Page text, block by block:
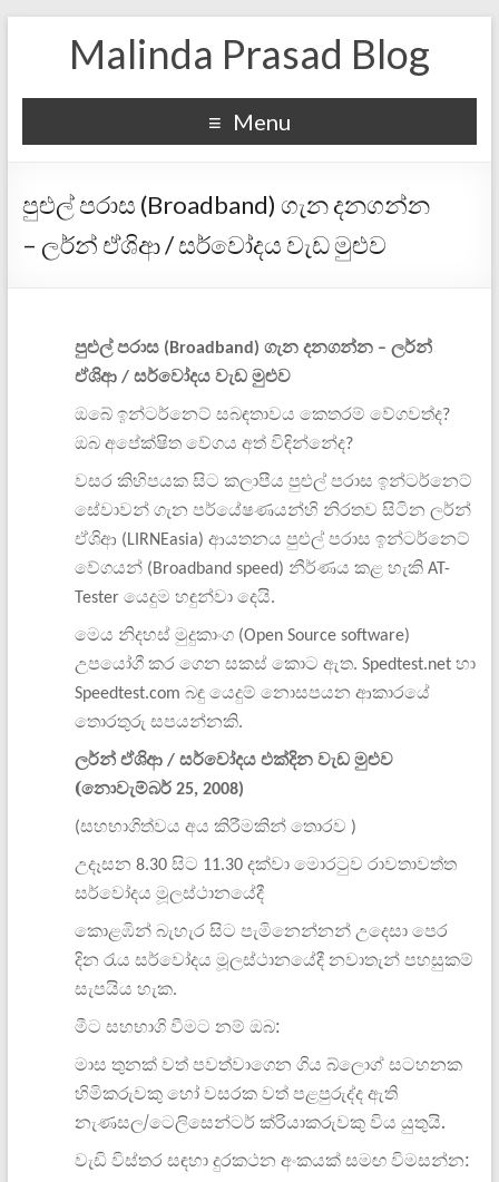
Malinda Prasad Blog
Menu
පුළුල් පරාස (Broadband) ගැන දනගන්න
– ලර්න් ඒශිආ / සර්වෝදය වැඩ මුළුව
පුළුල්පරාස (Broadband)ගැනදනගන්න –ලර්න්
ඒශිආ /සර්වෝදයවැඩමුළුව
ඔබේඉන්ටර්නෙට් සබඳතාවය කෙතරම් වේගවත්ද?
ඔබඅපේක්ෂිතවේගය අත්විඳින්නේද?
වසරකිහිපයකසිට කලාපීය පුළුල්පරාස ඉන්ටර්නෙට්
සේවාවන්ගැන පර්යේෂණයන්හි නිරතව සිටින ලර්න්
ඒශිආ (LIRNEasia) ආයතනය පුළුල්පරාස ඉන්ටර්නෙට්
වේගයන් (Broadband speed) නීර්ණය කළ හැකි AT-
Testerයෙදුම හඳුන්වාදෙයි.
මෙය නිදහස්මුදුකාංග (Open Source software)
උපයෝගීකරගෙන සකස්කොට ඇත. Spedtest.netහා
Speedtest.comබඳුයෙදුම් නොසපයන ආකාරයේ
තොරතුරු සපයන්නකි.
ලර්න්ඒශිආ /සර්වෝදයඑක්දින වැඩමුළුව
(නොවැම්බර් 25, 2008)
(සහභාගිත්වය අය කිරීමකින්තොරව )
උදෑසන8.30 සිට 11.30දක්වාමොරටුව රාවතාවත්ත
සර්වෝදය මූලස්ථානයේදී
කොළඹින්බැහැරසිට පැමිනෙන්නන්උදෙසාපෙර
දින රැය සර්වෝදය මූලස්ථානයේදීනවාතැන්පහසුකම්
සැපයිය හැක.
මීට සහභාගිවීමට නම් ඔබ:
මාස තුනක්වත්පවත්වාගෙන ගිය බ්ලොග්සටහනක
හිමිකරුවකුහෝවසරකවත්පළපුරුද්දඇති
නැණසල/ටෙලිසෙන්ටර්ක්රියාකරුවකුවිය යුතුයි.
වැඩි විස්තර සඳහා දුරකථන අංකයක් සමඟ විමසන්න: